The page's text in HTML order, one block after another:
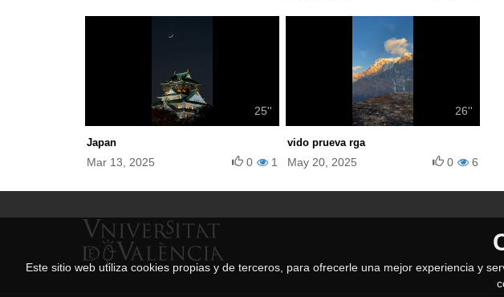
25''
Japan
Mar 13, 2025 1
0
26''
vido prueva rga
May 20, 2025 6
0
Este sitio web utiliza cookies propias y de terceros, para ofrecerle una mejor experiencia y